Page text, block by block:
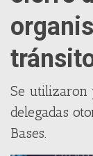
Se utilizaron
delegadas
Bases.